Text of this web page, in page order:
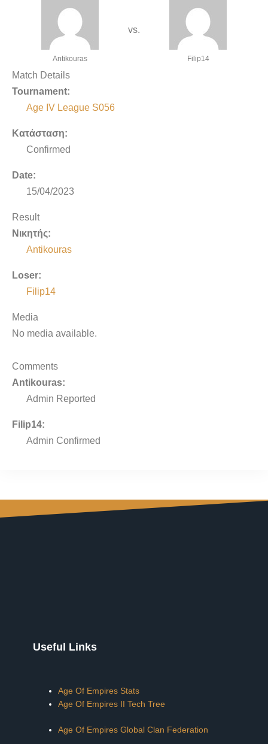
Antikouras
vs.
Filip14
Match Details
Tournament:
Age IV League S056
Κατάσταση:
Confirmed
Date:
15/04/2023
Result
Νικητής:
Antikouras
Loser:
Filip14
Media
No media available.
Comments
Antikouras:
Admin Reported
Filip14:
Admin Confirmed
Useful Links
Age Of Empires Stats
Age Of Empires II Tech Tree
Age Of Empires Global Clan Federation